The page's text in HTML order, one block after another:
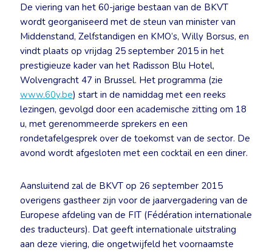
De viering van het 60-jarige bestaan van de BKVT
wordt georganiseerd met de steun van minister van
Middenstand, Zelfstandigen en KMO’s, Willy Borsus, en
vindt plaats op vrijdag 25 september 2015 in het
prestigieuze kader van het Radisson Blu Hotel,
Wolvengracht 47 in Brussel. Het programma (zie
www.60y.be) start in de namiddag met een reeks
lezingen, gevolgd door een academische zitting om 18
u, met gerenommeerde sprekers en een
rondetafelgesprek over de toekomst van de sector. De
avond wordt afgesloten met een cocktail en een diner.
Aansluitend zal de BKVT op 26 september 2015
overigens gastheer zijn voor de jaarvergadering van de
Europese afdeling van de FIT (Fédération internationale
des traducteurs). Dat geeft internationale uitstraling
aan deze viering, die ongetwijfeld het voornaamste